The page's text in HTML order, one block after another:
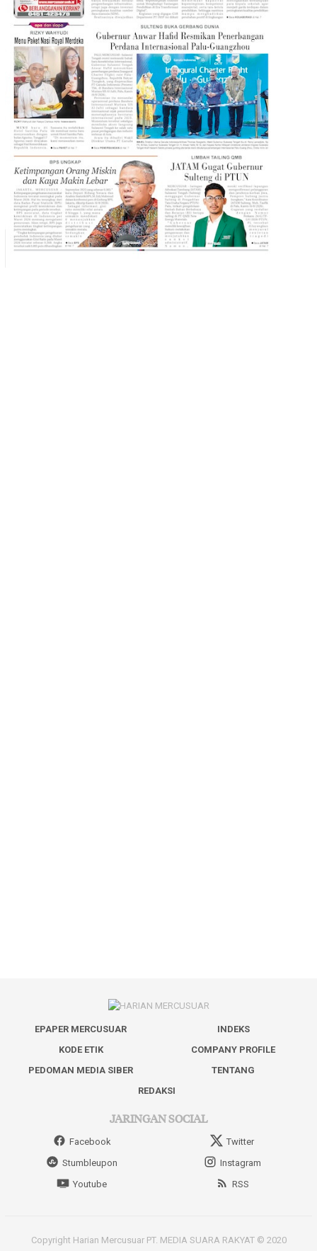
EPAPER MERCUSUAR
INDEKS
KODE ETIK
COMPANY PROFILE
PEDOMAN MEDIA SIBER
TENTANG
REDAKSI
JARINGAN SOCIAL
Facebook
Twitter
Stumbleupon
Instagram
Youtube
RSS
Copyright Harian Mercusuar PT. MEDIA SUARA RAKYAT © 2020